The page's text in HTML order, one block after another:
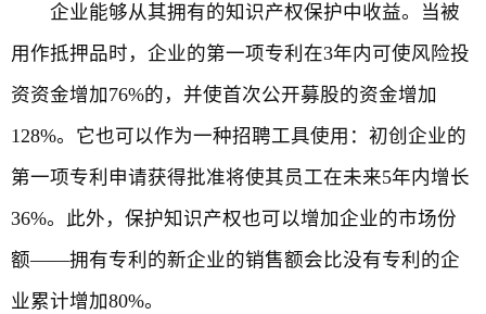
企业能够从其拥有的知识产权保护中收益。当被
用作抵押品时，企业的第一项专利在3年内可使风险投
资资金增加76%的，并使首次公开募股的资金增加
128%。它也可以作为一种招聘工具使用：初创企业的
第一项专利申请获得批准将使其员工在未来5年内增长
36%。此外，保护知识产权也可以增加企业的市场份
额——拥有专利的新企业的销售额会比没有专利的企
业累计增加80%。